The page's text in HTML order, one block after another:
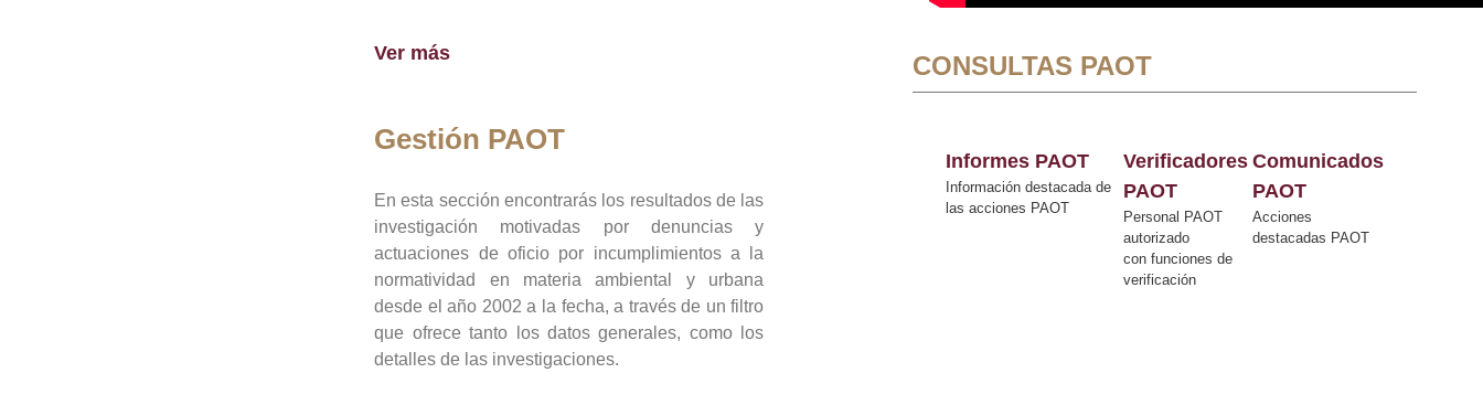
Ver más
Gestión PAOT
En esta sección encontrarás los resultados de las
investigación motivadas por denuncias y
actuaciones de oficio por incumplimientos a la
normatividad en materia ambiental y urbana
desde el año 2002 a la fecha, a través de un filtro
que ofrece tanto los datos generales, como los
detalles de las investigaciones.
CONSULTAS PAOT
Informes PAOT
Información destacada de
las acciones PAOT
Verificadores
PAOT
Personal PAOT
autorizado
con funciones de
verificación
Comunicados
PAOT
Acciones
destacadas PAOT